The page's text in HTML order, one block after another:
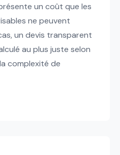
un coût que les
ne peuvent
un devis transparent
au plus juste selon
complexité de